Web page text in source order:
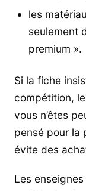
les
seulement
premium ».
Si la fiche
compétition,
vous n’êtes
pensé pour la
évite des
Les